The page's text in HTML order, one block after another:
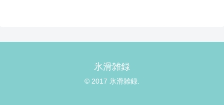
氷滑雑録
© 2017 氷滑雑録.